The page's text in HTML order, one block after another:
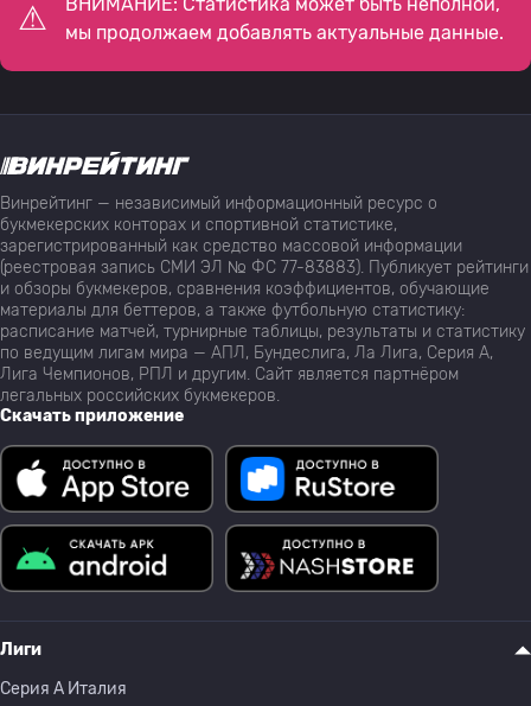
мы продолжаем добавлять актуальные данные.
Винрейтинг — независимый информационный ресурс о
букмекерских конторах и спортивной статистике,
зарегистрированный как средство массовой информации
(реестровая запись СМИ ЭЛ № ФС 77-83883). Публикует рейтинги
и обзоры букмекеров, сравнения коэффициентов, обучающие
материалы для беттеров, а также футбольную статистику:
расписание матчей, турнирные таблицы, результаты и статистику
по ведущим лигам мира — АПЛ, Бундеслига, Ла Лига, Серия А,
Лига Чемпионов, РПЛ и другим. Сайт является партнёром
легальных российских букмекеров.
Скачать приложение
Лиги
Серия A Италия